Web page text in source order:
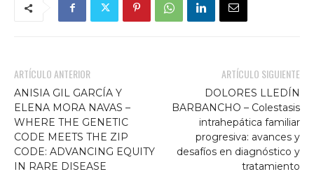
ARTÍCULO ANTERIOR
ANISIA GIL GARCÍA Y
ELENA MORA NAVAS –
WHERE THE GENETIC
CODE MEETS THE ZIP
CODE: ADVANCING EQUITY
IN RARE DISEASE
ARTÍCULO SIGUIENTE
DOLORES LLEDÍN
BARBANCHO – Colestasis
intrahepática familiar
progresiva: avances y
desafíos en diagnóstico y
tratamiento